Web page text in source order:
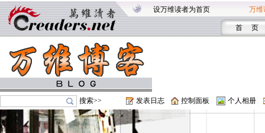
设万维读者为首页 万维
首 页
搜索>> 发表日志 控制面板 个人相册